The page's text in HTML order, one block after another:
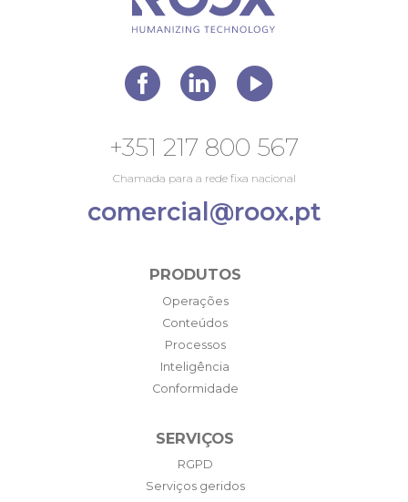
+351 217 800 567
Chamada para a rede fixa nacional
comercial@roox.pt
PRODUTOS
Operações
Conteúdos
Processos
Inteligência
Conformidade
SERVIÇOS
RGPD
Serviços geridos